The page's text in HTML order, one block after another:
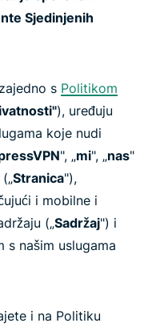
Sjedinjenih
s Politikom
), uređuju
koje nudi
", „mi", „nas"
Stranica"),
i mobilne i
(„Sadržaj") i
s našim uslugama
i na Politiku